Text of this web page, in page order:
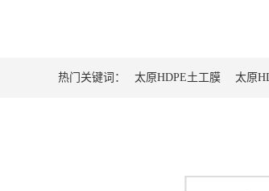
热门关键词： 太原HDPE土工膜 太原